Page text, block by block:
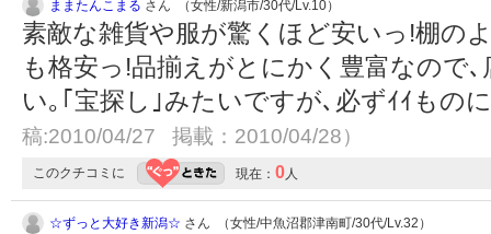
ままたんこまる さん （女性/新潟市/30代/Lv.10）
素敵な雑貨や服が驚くほど安いっ!棚の
も格安っ!品揃えがとにかく豊富なので
い｡｢宝探し｣みたいですが､必ずｲｲもの
稿:2010/04/27 掲載：2010/04/28）
このクチコミに 現在： 0 人
☆ずっと大好き新潟☆ さん （女性/中魚沼郡津南町/30代/Lv.32）